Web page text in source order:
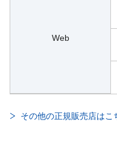
Web
その他の正規販売店はこ